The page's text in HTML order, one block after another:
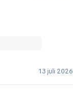
13 juli 2026